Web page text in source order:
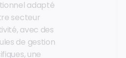
adapté
secteur
avec des
de gestion
une